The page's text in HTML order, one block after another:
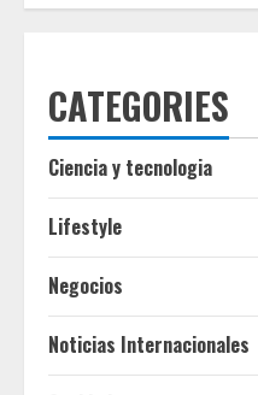
CATEGORIES
Ciencia y tecnologia
Lifestyle
Negocios
Noticias Internacionales